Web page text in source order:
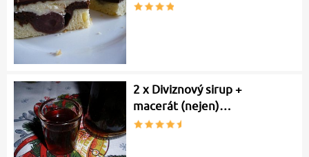
2 x Diviznový sirup +
macerát (nejen)…